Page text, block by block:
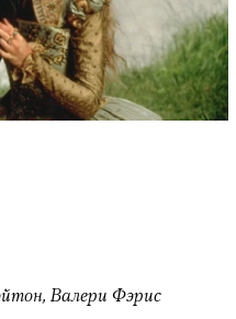
Валери Фэрис